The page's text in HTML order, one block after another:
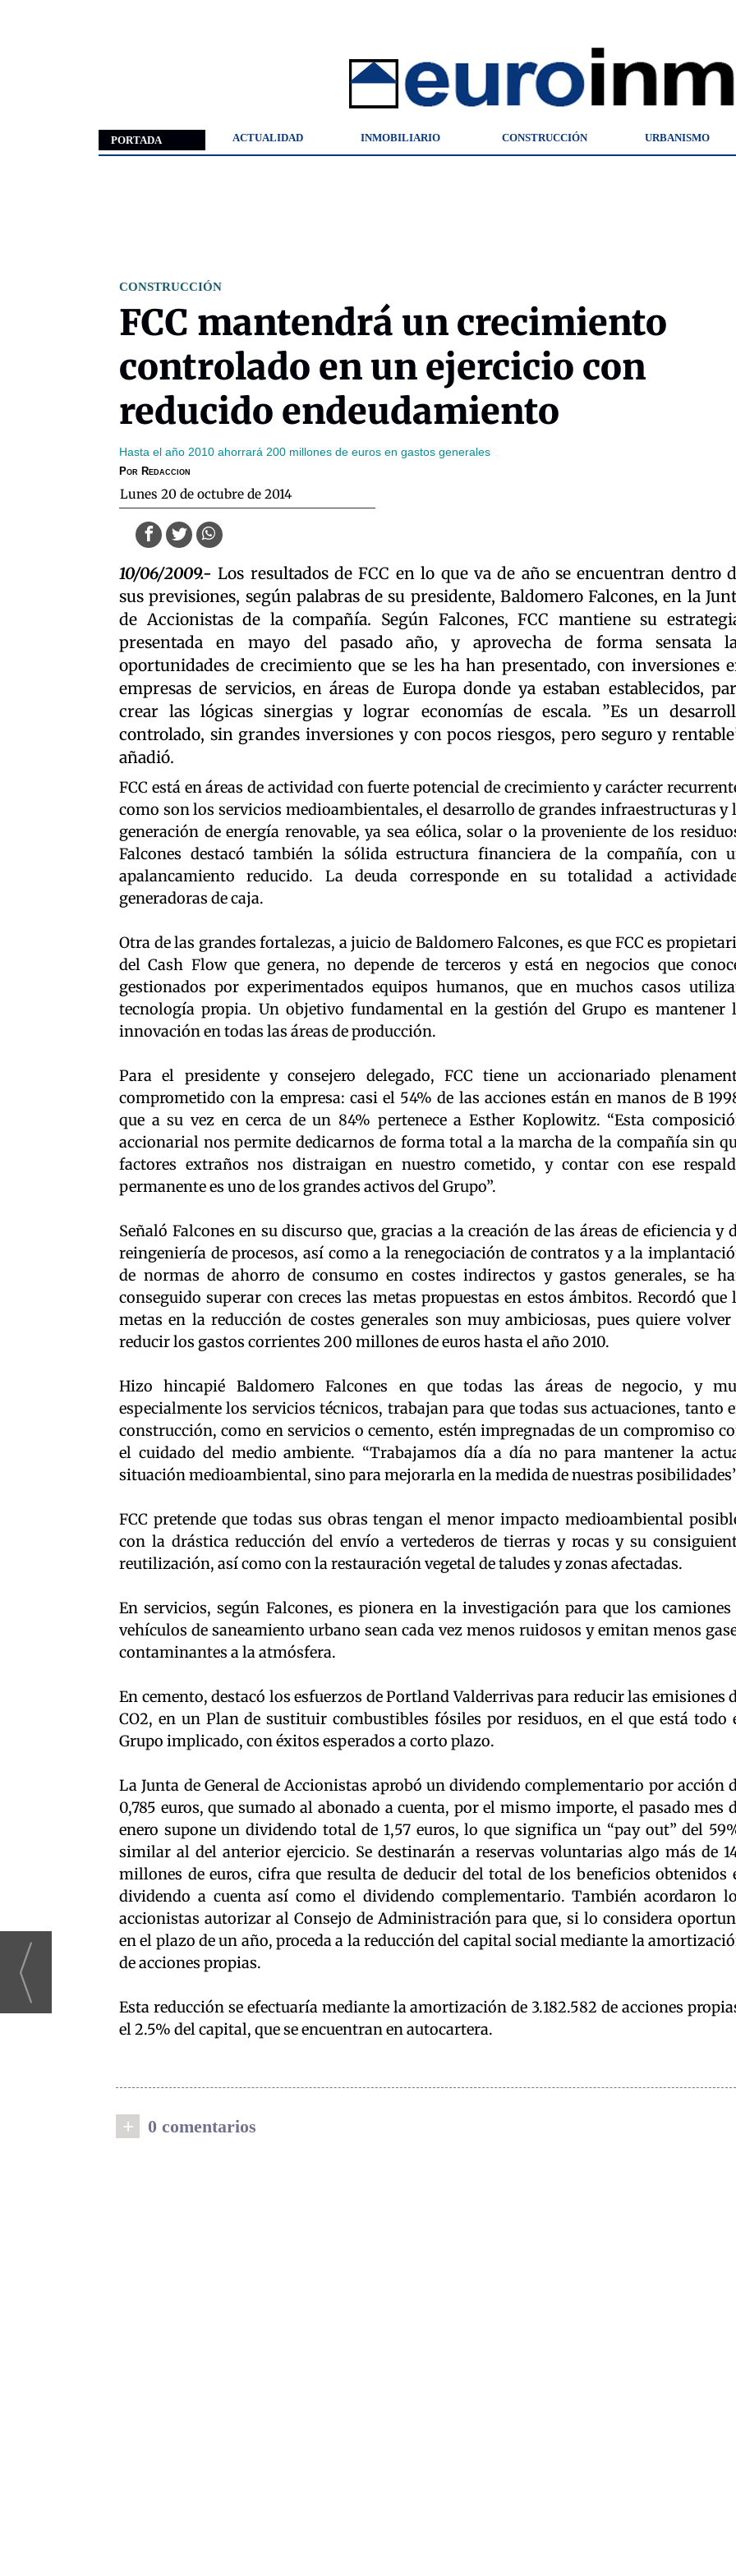
PORTADA ACTUALIDAD INMOBILIARIO CONSTRUCCIÓN URBANISMO
CONSTRUCCIÓN
FCC mantendrá un crecimiento
controlado en un ejercicio con
reducido endeudamiento
Hasta el año 2010 ahorrará 200 millones de euros en gastos generales
Por Redaccion
lunes 20 de octubre de 2014
10/06/2009.- Los resultados de FCC en lo que va de año se encuentran dentro
sus previsiones, según palabras de su presidente, Baldomero Falcones, en la
de Accionistas de la compañía. Según Falcones, FCC mantiene su
presentada en mayo del pasado año, y aprovecha de forma sensata
oportunidades de crecimiento que se les ha han presentado, con inversiones
empresas de servicios, en áreas de Europa donde ya estaban establecidos,
crear las lógicas sinergias y lograr economías de escala. ”Es un
controlado, sin grandes inversiones y con pocos riesgos, pero seguro y
añadió.
FCC está en áreas de actividad con fuerte potencial de crecimiento y carácter
como son los servicios medioambientales, el desarrollo de grandes infraestructuras y
generación de energía renovable, ya sea eólica, solar o la proveniente de los
Falcones destacó también la sólida estructura financiera de la compañía, con
apalancamiento reducido. La deuda corresponde en su totalidad a
generadoras de caja.
Otra de las grandes fortalezas, a juicio de Baldomero Falcones, es que FCC es
del Cash Flow que genera, no depende de terceros y está en negocios que
gestionados por experimentados equipos humanos, que en muchos casos
tecnología propia. Un objetivo fundamental en la gestión del Grupo es mantener
innovación en todas las áreas de producción.
Para el presidente y consejero delegado, FCC tiene un accionariado
comprometido con la empresa: casi el 54% de las acciones están en manos de B
que a su vez en cerca de un 84% pertenece a Esther Koplowitz. “Esta
accionarial nos permite dedicarnos de forma total a la marcha de la compañía sin
factores extraños nos distraigan en nuestro cometido, y contar con ese
permanente es uno de los grandes activos del Grupo”.
Señaló Falcones en su discurso que, gracias a la creación de las áreas de eficiencia y
reingeniería de procesos, así como a la renegociación de contratos y a la
de normas de ahorro de consumo en costes indirectos y gastos generales, se
conseguido superar con creces las metas propuestas en estos ámbitos. Recordó que
metas en la reducción de costes generales son muy ambiciosas, pues quiere volver
reducir los gastos corrientes 200 millones de euros hasta el año 2010.
Hizo hincapié Baldomero Falcones en que todas las áreas de negocio, y
especialmente los servicios técnicos, trabajan para que todas sus actuaciones, tanto
construcción, como en servicios o cemento, estén impregnadas de un compromiso
el cuidado del medio ambiente. “Trabajamos día a día no para mantener la
situación medioambiental, sino para mejorarla en la medida de nuestras
FCC pretende que todas sus obras tengan el menor impacto medioambiental
con la drástica reducción del envío a vertederos de tierras y rocas y su
reutilización, así como con la restauración vegetal de taludes y zonas afectadas.
En servicios, según Falcones, es pionera en la investigación para que los camiones
vehículos de saneamiento urbano sean cada vez menos ruidosos y emitan menos
contaminantes a la atmósfera.
En cemento, destacó los esfuerzos de Portland Valderrivas para reducir las emisiones
CO2, en un Plan de sustituir combustibles fósiles por residuos, en el que está todo
Grupo implicado, con éxitos esperados a corto plazo.
La Junta de General de Accionistas aprobó un dividendo complementario por acción
0,785 euros, que sumado al abonado a cuenta, por el mismo importe, el pasado mes
enero supone un dividendo total de 1,57 euros, lo que significa un “pay out” del
similar al del anterior ejercicio. Se destinarán a reservas voluntarias algo más de
millones de euros, cifra que resulta de deducir del total de los beneficios obtenidos
dividendo a cuenta así como el dividendo complementario. También acordaron
accionistas autorizar al Consejo de Administración para que, si lo considera
en el plazo de un año, proceda a la reducción del capital social mediante la
de acciones propias.
Esta reducción se efectuaría mediante la amortización de 3.182.582 de acciones
el 2.5% del capital, que se encuentran en autocartera.
+ 0 comentarios